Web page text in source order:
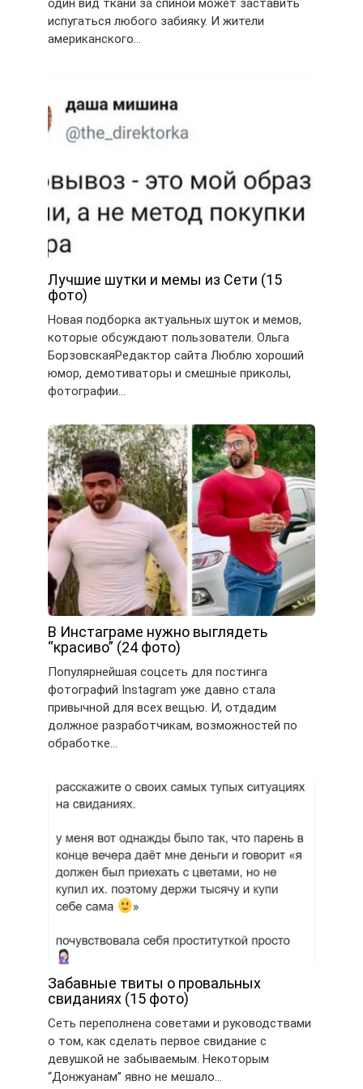
один вид ткани за спиной может заставить
испугаться любого забияку. И жители
американского…
Лучшие шутки и мемы из Сети (15
фото)
Новая подборка актуальных шуток и мемов,
которые обсуждают пользователи. Ольга
БорзовскаяРедактор сайта Люблю хороший
юмор, демотиваторы и смешные приколы,
фотографии…
В Инстаграме нужно выглядеть
“красиво” (24 фото)
Популярнейшая соцсеть для постинга
фотографий Instagram уже давно стала
привычной для всех вещью. И, отдадим
должное разработчикам, возможностей по
обработке…
Забавные твиты о провальных
свиданиях (15 фото)
Сеть переполнена советами и руководствами
о том, как сделать первое свидание с
девушкой не забываемым. Некоторым
“Донжуанам” явно не мешало…